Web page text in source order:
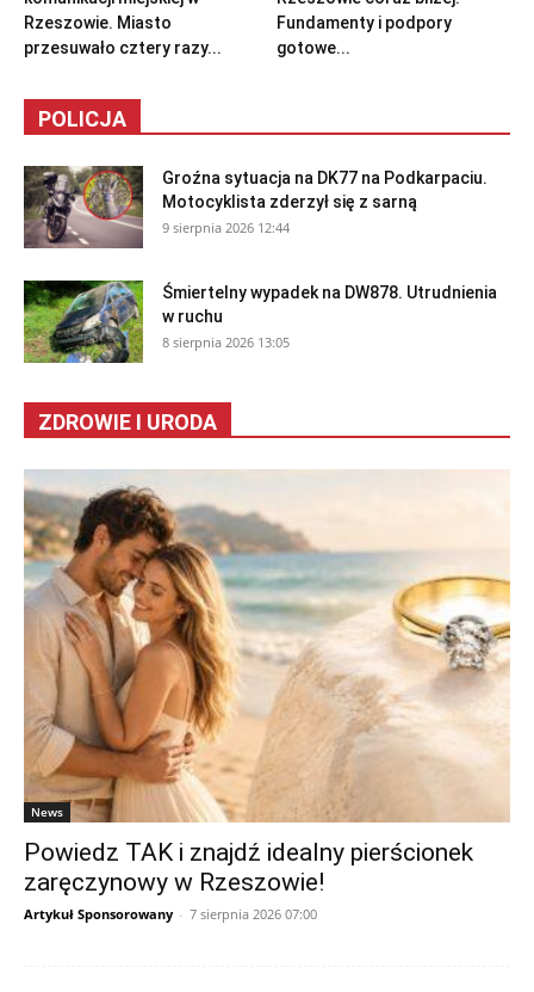
Rzeszowie. Miasto
przesuwało cztery razy...
Fundamenty i podpory
gotowe...
POLICJA
Groźna sytuacja na DK77 na Podkarpaciu.
Motocyklista zderzył się z sarną
9 sierpnia 2026 12:44
Śmiertelny wypadek na DW878. Utrudnienia
w ruchu
8 sierpnia 2026 13:05
ZDROWIE I URODA
News
Powiedz TAK i znajdź idealny pierścionek
zaręczynowy w Rzeszowie!
Artykuł Sponsorowany - 7 sierpnia 2026 07:00